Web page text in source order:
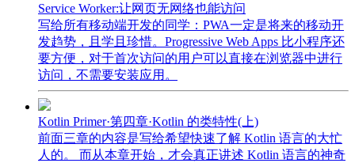
Service Worker:让网页无网络也能访问
写给所有移动端开发的同学：PWA一定是将来的移动开
发趋势，且学且珍惜。Progressive Web Apps 比小程序还
要方便，对于首次访问的用户可以直接在浏览器中进行
访问，不需要安装应用。
Kotlin Primer·第四章·Kotlin 的类特性(上)
前面三章的内容是写给希望快速了解 Kotlin 语言的大忙
人的。 而从本章开始，才会真正讲述 Kotlin 语言的神奇